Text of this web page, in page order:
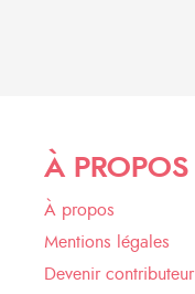
À PROPOS
À propos
Mentions légales
Devenir contributeur